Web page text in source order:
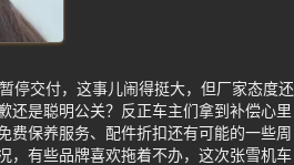
停交付，这事儿闹得挺大，但厂家态度还
还是聪明公关？反正车主们拿到补偿心里
费保养服务、配件折扣还有可能的一些周
，有些品牌喜欢拖着不办，这次张雪机车